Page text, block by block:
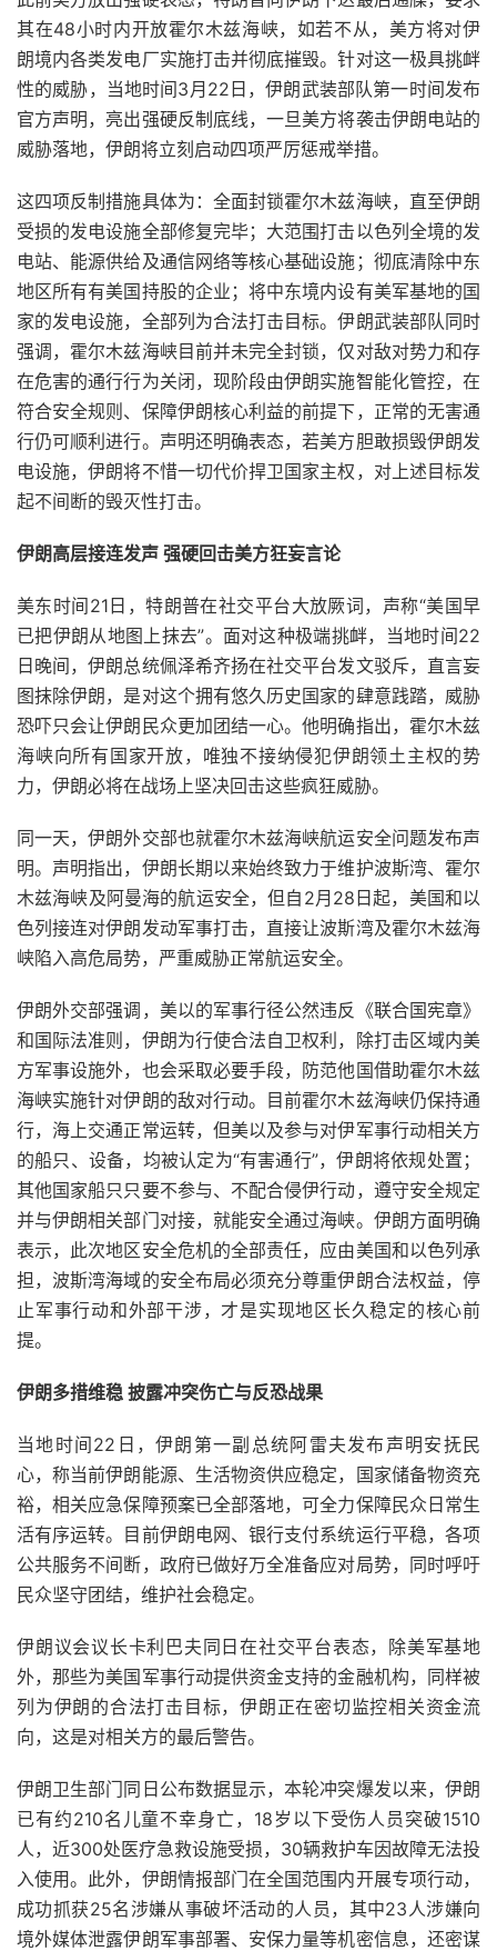
其在48小时内开放霍尔木兹海峡，如若不从，美方将对伊
朗境内各类发电厂实施打击并彻底摧毁。针对这一极具挑衅
性的威胁，当地时间3月22日，伊朗武装部队第一时间发布
官方声明，亮出强硬反制底线，一旦美方将袭击伊朗电站的
威胁落地，伊朗将立刻启动四项严厉惩戒举措。
这四项反制措施具体为：全面封锁霍尔木兹海峡，直至伊朗
受损的发电设施全部修复完毕；大范围打击以色列全境的发
电站、能源供给及通信网络等核心基础设施；彻底清除中东
地区所有有美国持股的企业；将中东境内设有美军基地的国
家的发电设施，全部列为合法打击目标。伊朗武装部队同时
强调，霍尔木兹海峡目前并未完全封锁，仅对敌对势力和存
在危害的通行行为关闭，现阶段由伊朗实施智能化管控，在
符合安全规则、保障伊朗核心利益的前提下，正常的无害通
行仍可顺利进行。声明还明确表态，若美方胆敢损毁伊朗发
电设施，伊朗将不惜一切代价捍卫国家主权，对上述目标发
起不间断的毁灭性打击。
伊朗高层接连发声 强硬回击美方狂妄言论
美东时间21日，特朗普在社交平台大放厥词，声称“美国早
已把伊朗从地图上抹去”。面对这种极端挑衅，当地时间22
日晚间，伊朗总统佩泽希齐扬在社交平台发文驳斥，直言妄
图抹除伊朗，是对这个拥有悠久历史国家的肆意践踏，威胁
恐吓只会让伊朗民众更加团结一心。他明确指出，霍尔木兹
海峡向所有国家开放，唯独不接纳侵犯伊朗领土主权的势
力，伊朗必将在战场上坚决回击这些疯狂威胁。
同一天，伊朗外交部也就霍尔木兹海峡航运安全问题发布声
明。声明指出，伊朗长期以来始终致力于维护波斯湾、霍尔
木兹海峡及阿曼海的航运安全，但自2月28日起，美国和以
色列接连对伊朗发动军事打击，直接让波斯湾及霍尔木兹海
峡陷入高危局势，严重威胁正常航运安全。
伊朗外交部强调，美以的军事行径公然违反《联合国宪章》
和国际法准则，伊朗为行使合法自卫权利，除打击区域内美
方军事设施外，也会采取必要手段，防范他国借助霍尔木兹
海峡实施针对伊朗的敌对行动。目前霍尔木兹海峡仍保持通
行，海上交通正常运转，但美以及参与对伊军事行动相关方
的船只、设备，均被认定为“有害通行”，伊朗将依规处置；
其他国家船只只要不参与、不配合侵伊行动，遵守安全规定
并与伊朗相关部门对接，就能安全通过海峡。伊朗方面明确
表示，此次地区安全危机的全部责任，应由美国和以色列承
担，波斯湾海域的安全布局必须充分尊重伊朗合法权益，停
止军事行动和外部干涉，才是实现地区长久稳定的核心前
提。
伊朗多措维稳 披露冲突伤亡与反恐战果
当地时间22日，伊朗第一副总统阿雷夫发布声明安抚民
心，称当前伊朗能源、生活物资供应稳定，国家储备物资充
裕，相关应急保障预案已全部落地，可全力保障民众日常生
活有序运转。目前伊朗电网、银行支付系统运行平稳，各项
公共服务不间断，政府已做好万全准备应对局势，同时呼吁
民众坚守团结，维护社会稳定。
伊朗议会议长卡利巴夫同日在社交平台表态，除美军基地
外，那些为美国军事行动提供资金支持的金融机构，同样被
列为伊朗的合法打击目标，伊朗正在密切监控相关资金流
向，这是对相关方的最后警告。
伊朗卫生部门同日公布数据显示，本轮冲突爆发以来，伊朗
已有约210名儿童不幸身亡，18岁以下受伤人员突破1510
人，近300处医疗急救设施受损，30辆救护车因故障无法投
入使用。此外，伊朗情报部门在全国范围内开展专项行动，
成功抓获25名涉嫌从事破坏活动的人员，其中23人涉嫌向
境外媒体泄露伊朗军事部署、安保力量等机密信息，还密谋